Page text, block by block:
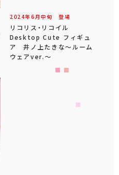
2024年6 月中旬 登場
リコリス・リコイル
Desktop Cute フィギュ
ア 井ノ上たきな～ルーム
ウェアver.～